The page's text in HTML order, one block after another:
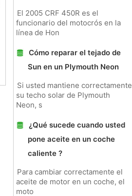
El 2005 CRF 450R es el
funcionario del motocrós en la
línea de Hon
Cómo reparar el tejado de
Sun en un Plymouth Neon
Si usted mantiene correctamente
su techo solar de Plymouth
Neon, s
¿Qué sucede cuando usted
pone aceite en un coche
caliente ?
Para cambiar correctamente el
aceite de motor en un coche, el
moto